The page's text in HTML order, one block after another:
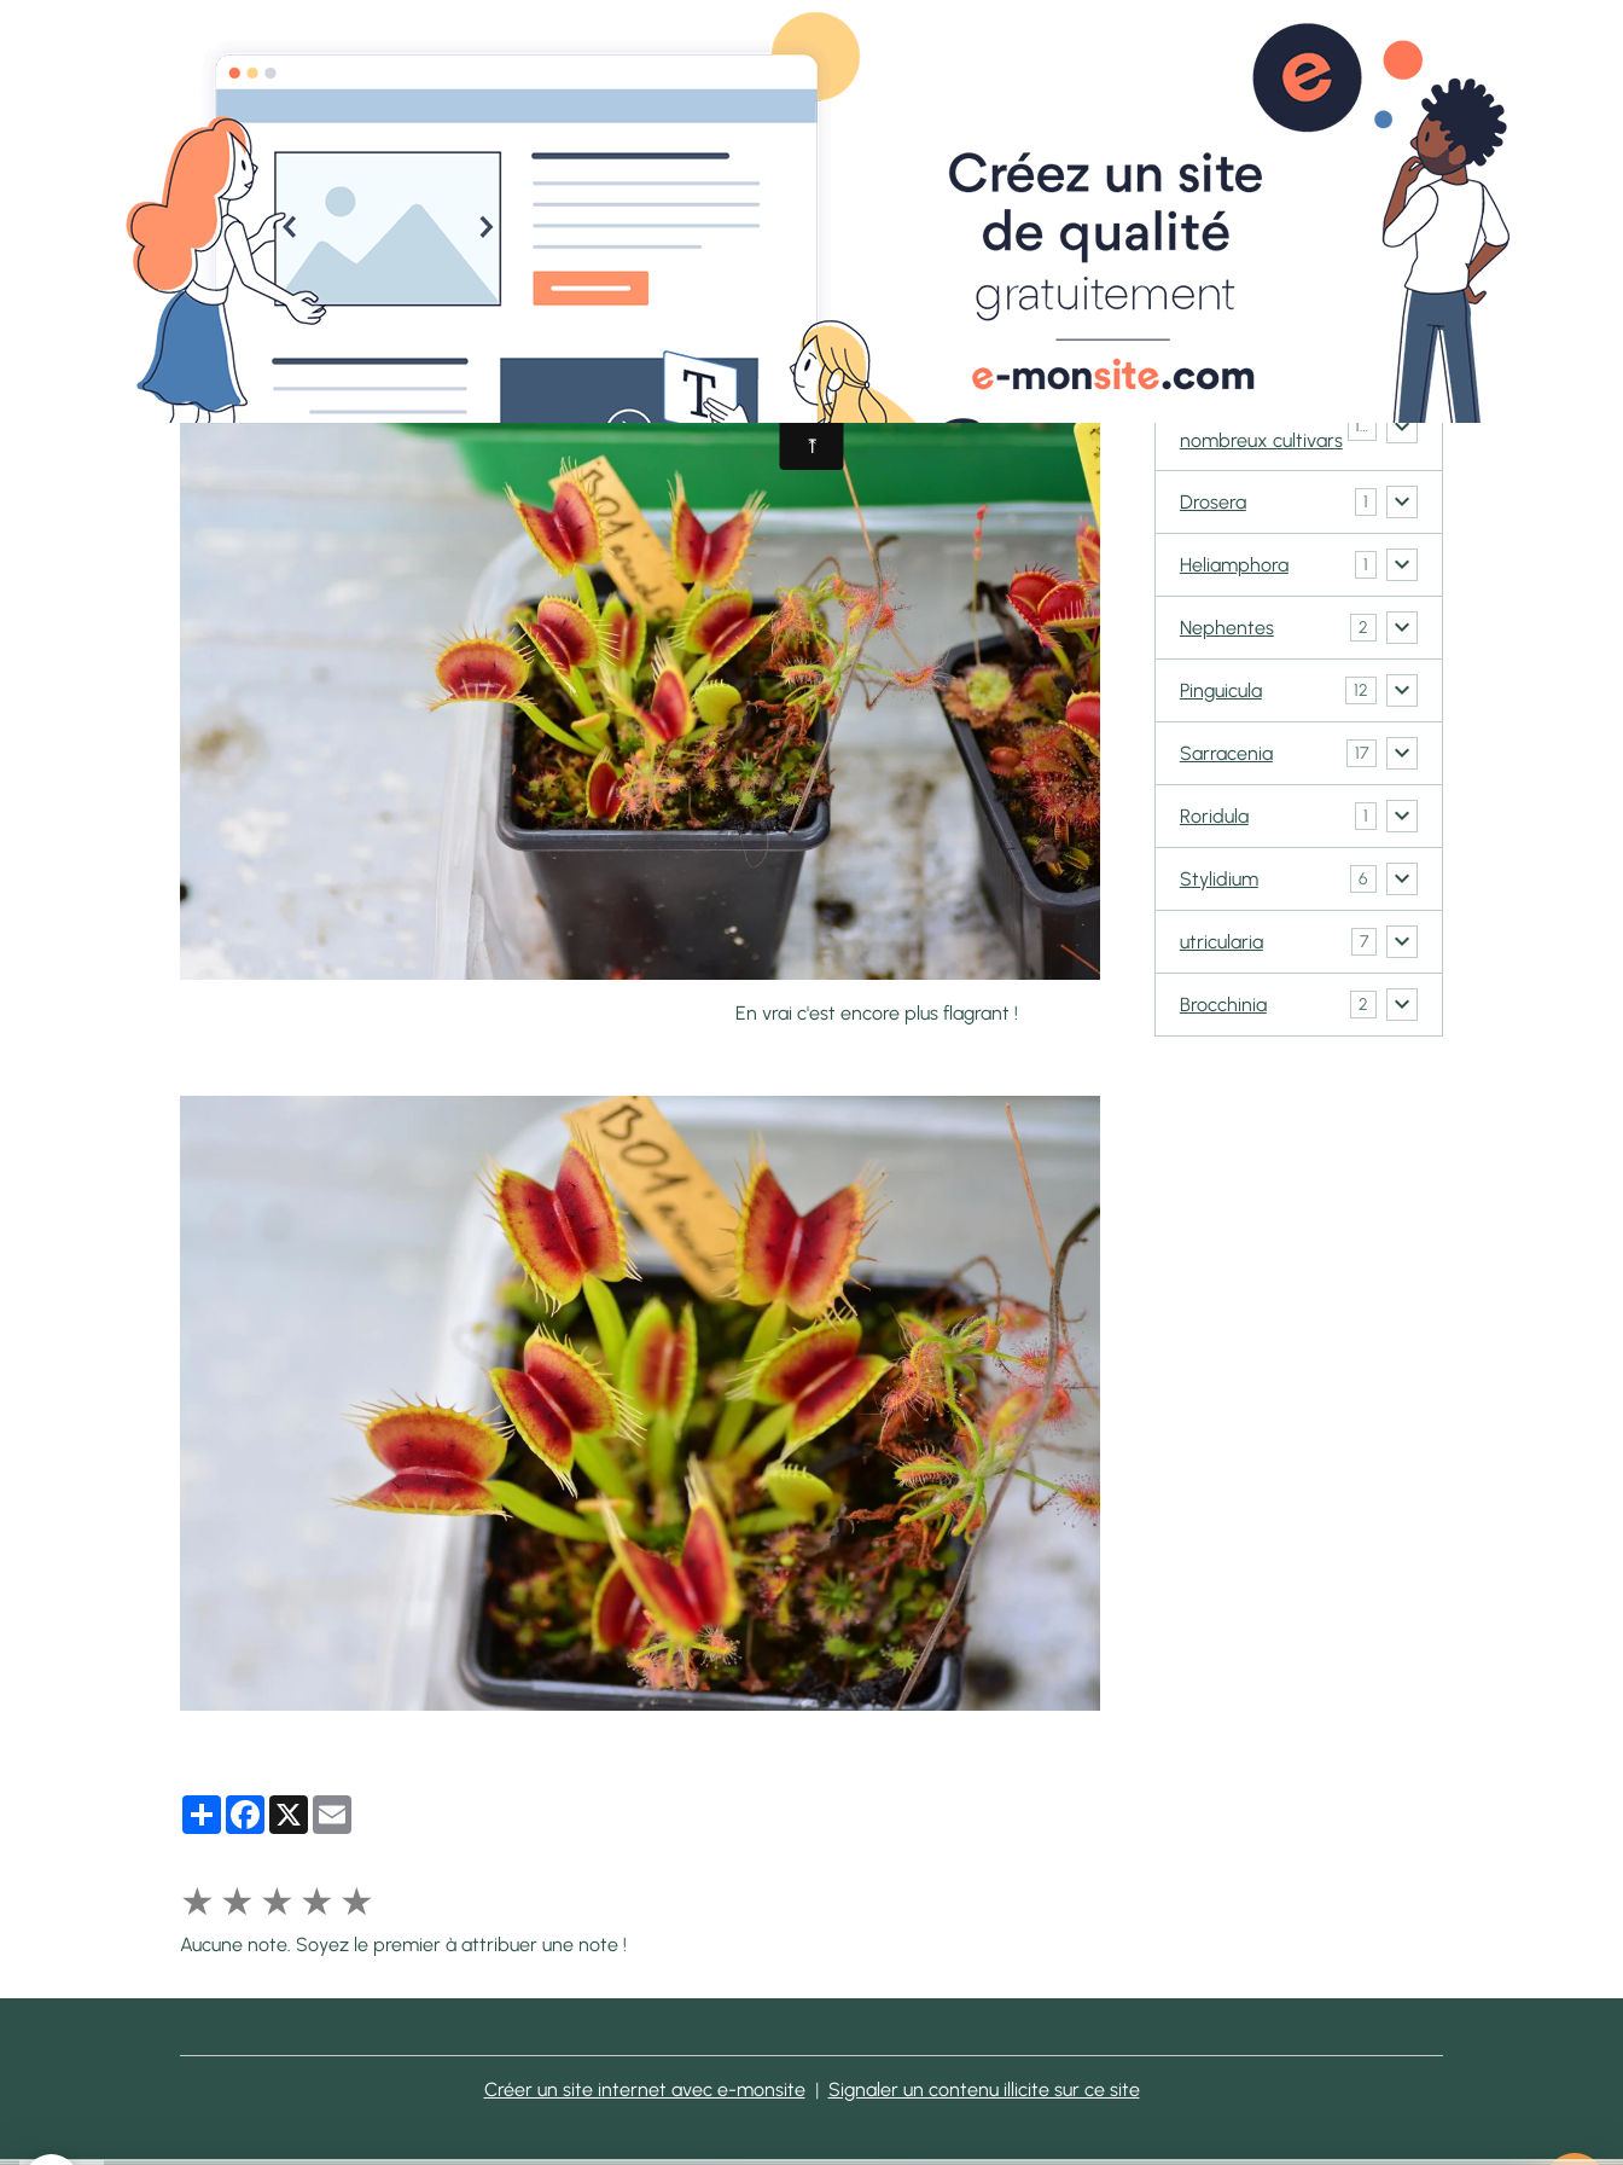
PRÉSENTATION FORUM
Accueil Pages Galerie CarniVorace Dionaea et ses nombreux cultivars
-'B01 arced trap'
C'est une plante érigée en été qui a un dégradé de
couleur à l'intérieur du piège :
En vrai c'est encore plus flagrant !
PartagerFacebook
X
★ ★ ★ ★ ★
Aucune note. Soyez le premier à attribuer une note !
Galerie CarniVorace
Cephalotus
follicularis
nombreux cultivars
148
Drosera 1
Heliamphora 1
Nephentes 2
Pinguicula 12
Sarracenia 17
Roridula 1
Stylidium 6
utricularia 7
Brocchinia 2
Créer un site internet avec e-monsite Signaler un contenu illicite sur ce site